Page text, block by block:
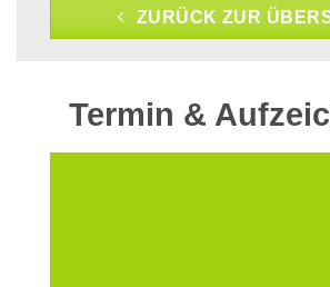
ZURÜCK ZUR
Termin &